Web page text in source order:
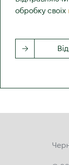
обробку своїх